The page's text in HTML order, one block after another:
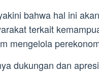
bahwa hal ini
terkait
mengelola
dukungan dan